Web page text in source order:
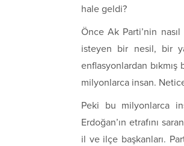
hale geldi?
Önce Ak Parti’nin
isteyen bir nesil, bir
enflasyonlardan
milyonlarca insan.
Peki bu milyonlarca
Erdoğan’ın etrafını
il ve ilçe başkanları.